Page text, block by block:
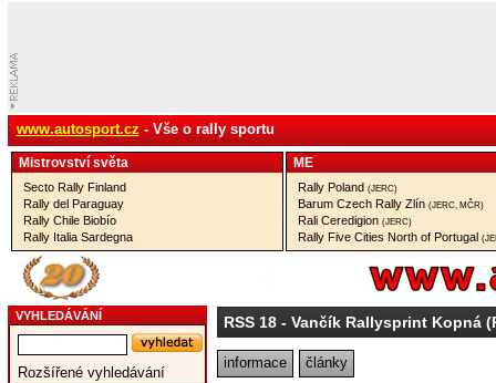
www.autosport.cz - Vše o rally sportu
Mistrovství­ světa
Secto Rally Finland
Rally del Paraguay
Rally Chile Biobío
Rally Italia Sardegna
ME
Rally Poland (JERC)
Barum Czech Rally Zlín (JERC, MČR)
Rali Ceredigion (JERC)
Rally Five Cities North of Portugal
VYHLEDÁVÁNÍ
Rozšířené vyhledávání
RSS 18- Vančík Rallysprint Kopná
informace články